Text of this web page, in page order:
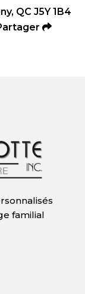
QC J5Y 1B4
familial